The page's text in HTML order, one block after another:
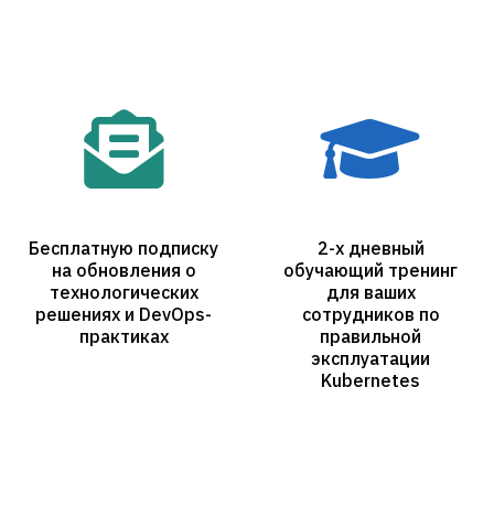
Бесплатную подписку
на обновления о
технологических
решениях и DevOps-
практиках
2-х дневный
обучающий тренинг
для ваших
сотрудников по
правильной
эксплуатации
Kubernetes